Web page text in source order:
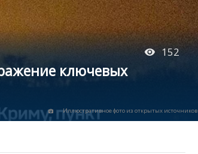
152
ключевых
Иллюстративное фото из открытых источников